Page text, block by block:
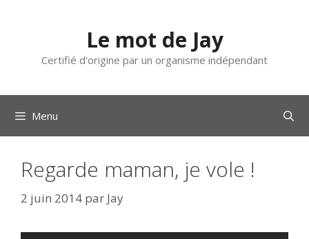
Le mot de Jay
Certifié d'origine par un organisme indépendant
Menu
Regarde maman, je vole !
2 juin 2014 par Jay